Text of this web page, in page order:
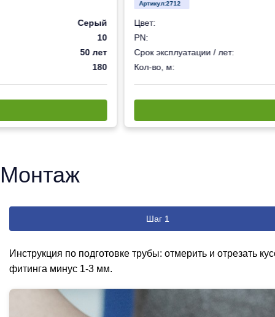
Серый
10
50 лет
180
Артикул:2712
Цвет:
PN:
Срок эксплуатации / лет:
Кол-во, м:
Монтаж
Шаг 1
Инструкция по подготовке трубы: отмерить и отрезать
фитинга минус 1-3 мм.